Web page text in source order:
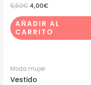
5,50€ 4,00€
AÑADIR AL
CARRITO
Moda mujer
Vestido